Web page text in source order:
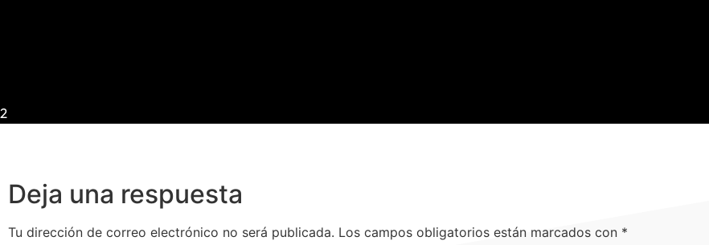
2
Deja una respuesta
Tu dirección de correo electrónico no será publicada. Los campos obligatorios están marcados con *